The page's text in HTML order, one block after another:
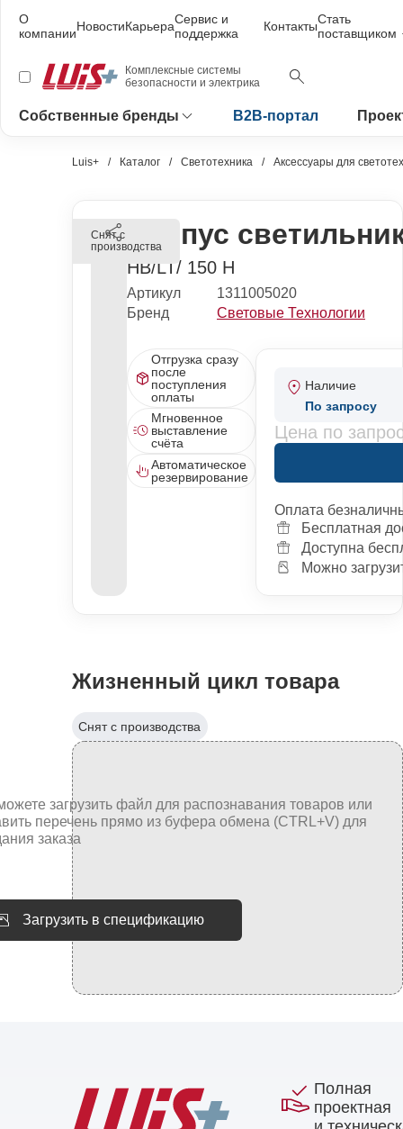
О
компанииНовостиКарьераСервис и
поддержка
КонтактыСтать
поставщиком
Комплексные системы
безопасности и электрика
Собственные бренды B2B-портал
Luis+ Каталог Светотехника Аксессуары для
Снят с
производстваКорпус
HB/LT/ 150 H
Артикул
1311005020
Бренд
Световые Технологии
Отгрузка сразу
после
поступления
оплаты
Мгновенное
выставление
счёта
Автоматическое
резервирование
Наличие
По запросу
Цена по
Оплата
Бесплатная
Доступна
Можно
Жизненный цикл товара
Снят с производства
Загрузить в спецификацию
Полная
проектная